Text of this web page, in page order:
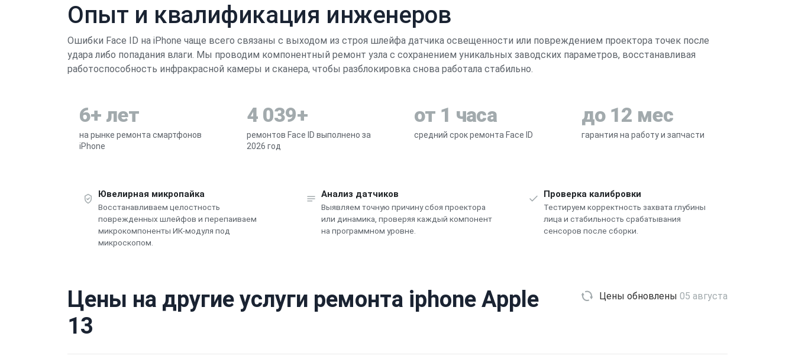
Опыт и квалификация инженеров
Ошибки Face ID на iPhone чаще всего связаны с выходом из строя шлейфа датчика освещенности или повреждением проектора точек после
удара либо попадания влаги. Мы проводим компонентный ремонт узла с сохранением уникальных заводских параметров, восстанавливая
работоспособность инфракрасной камеры и сканера, чтобы разблокировка снова работала стабильно.
6+ лет
на рынке ремонта смартфонов
iPhone
4 039+
ремонтов Face ID выполнено за
2026 год
от 1 часа
средний срок ремонта Face ID
до 12 мес
гарантия на работу и запчасти
Ювелирная микропайка
Восстанавливаем целостность
поврежденных шлейфов и перепаиваем
микрокомпоненты ИК-модуля под
микроскопом.
Анализ датчиков
Выявляем точную причину сбоя проектора
или динамика, проверяя каждый компонент
на программном уровне.
Проверка калибровки
Тестируем корректность захвата глубины
лица и стабильность срабатывания
сенсоров после сборки.
Цены на другие услуги ремонта iphone Apple
13
Цены обновлены 05 августа